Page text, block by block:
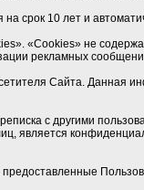
срок 10 лет и
«Cookies» не
рекламных
Сайта. Данная
с другими
является
предоставленные